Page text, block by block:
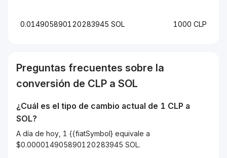
0.014905890120283945 SOL 1000 CLP
Preguntas frecuentes sobre la
conversión de CLP a SOL
¿Cuál es el tipo de cambio actual de 1 CLP a
SOL?
A día de hoy, 1 {{fiatSymbol} equivale a
$0.000014905890120283945 SOL.